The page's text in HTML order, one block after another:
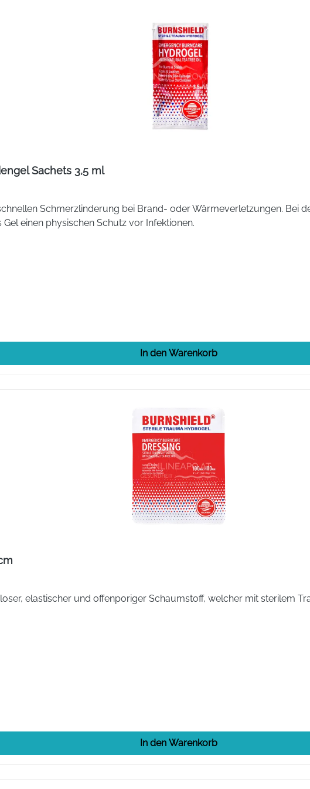
PANDA sind insgesamt 90 Milliarden lebens- und vermehrungsfähige
49,20 kJ /11,76 kcal, Fett: 0,01 g, davon gesättigte Fettsäuren: <0,01 g,
Ja
Sachets 3,5 ml
Schmerzlinderung bei Brand- oder Wärmeverletzungen. Bei
einen physischen Schutz vor Infektionen.
In den Warenkorb
elastischer und offenporiger Schaumstoff, welcher mit sterilem
In den Warenkorb